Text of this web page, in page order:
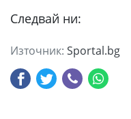
Следвай ни:
Източник: Sportal.bg